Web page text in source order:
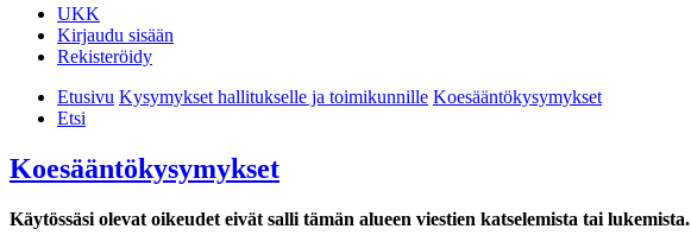
UKK
Kirjaudu sisään
Rekisteröidy
Etusivu Kysymykset hallitukselle ja toimikunnille Koesääntökysymykset
Etsi
Koesääntökysymykset
Käytössäsi olevat oikeudet eivät salli tämän alueen viestien katselemista tai lukemista.